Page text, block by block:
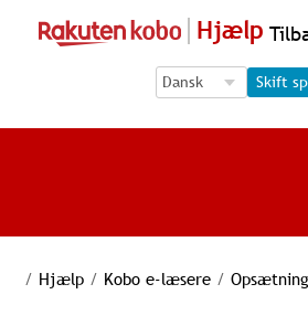
Hjælp
Language
Language Skift
/ Hjælp / Kobo e-læsere /